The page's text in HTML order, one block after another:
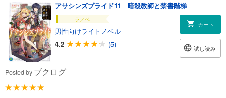
アサシンズプライド11 暗殺教師と禁書階梯
ラノベ
男性向けライトノベル
4.2
(5)
カート
試し読み
Posted by ブクログ